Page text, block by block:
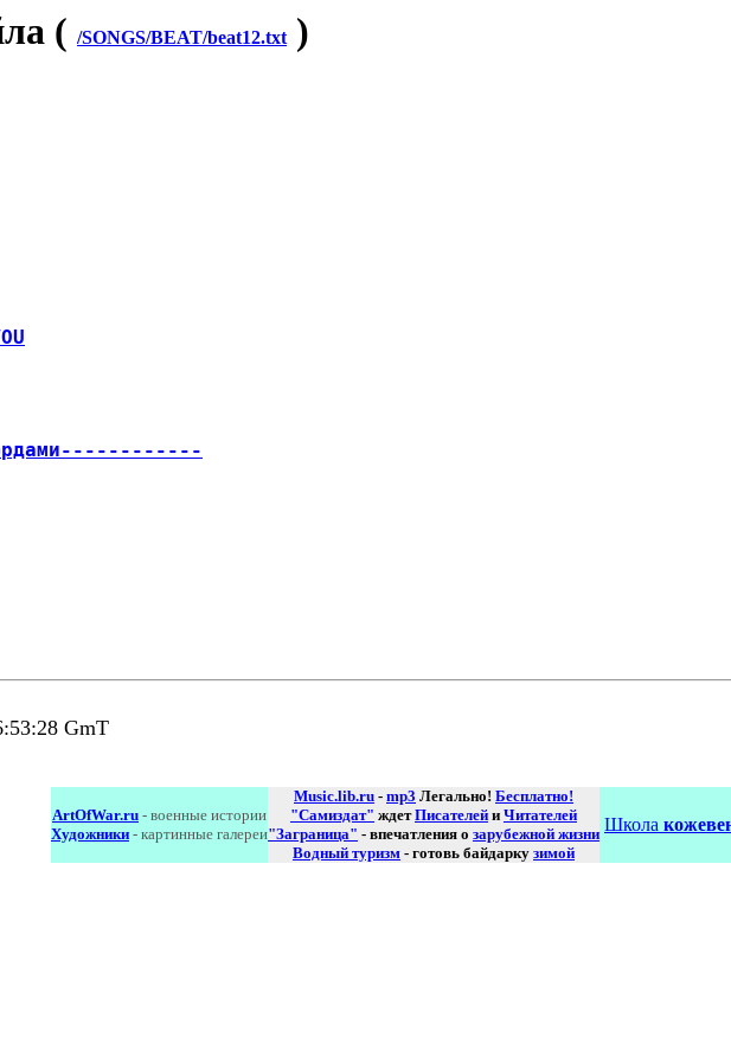
( /SONGS/BEAT/beat12.txt )
GmT
ArtOfWar.ru - военные истории
Художники - картинные галереи
Music.lib.ru - mp3 Легально! Бесплатно!
"Самиздат" ждетПисателей и Читателей
"Заграница" - впечатления о зарубежной жизни
Водный туризм - готовь байдарку зимой
Школа